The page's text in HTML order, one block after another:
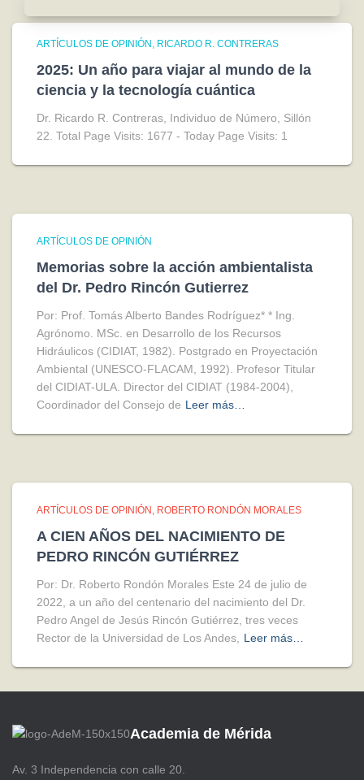
ARTÍCULOS DE OPINIÓN RICARDO R. CONTRERAS
2025: Un año para viajar al mundo de la
ciencia y la tecnología cuántica
Dr. Ricardo R. Contreras, Individuo de Número, Sillón
22. Total Page Visits: 1677 - Today Page Visits: 1
ARTÍCULOS DE OPINIÓN
Memorias sobre la acción ambientalista
del Dr. Pedro Rincón Gutierrez
Por: Prof. Tomás Alberto Bandes Rodríguez* * Ing.
Agrónomo. MSc. en Desarrollo de los Recursos
Hidráulicos (CIDIAT, 1982). Postgrado en Proyectación
Ambiental (UNESCO-FLACAM, 1992). Profesor Titular
del CIDIAT-ULA. Director del CIDIAT (1984-2004),
Coordinador del Consejo de Leer más…
ARTÍCULOS DE OPINIÓN ROBERTO RONDÓN MORALES
A CIEN AÑOS DEL NACIMIENTO DE
PEDRO RINCÓN GUTIÉRREZ
Por: Dr. Roberto Rondón Morales Este 24 de julio de
2022, a un año del centenario del nacimiento del Dr.
Pedro Angel de Jesús Rincón Gutiérrez, tres veces
Rector de la Universidad de Los Andes,
Leer más…
Academia de Mérida
Av. 3 Independencia con calle 20.